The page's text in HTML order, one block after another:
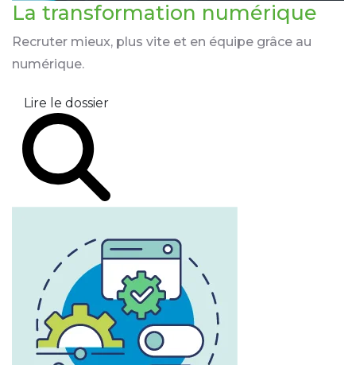
La transformation numérique
Recruter mieux, plus vite et en équipe grâce au
numérique.
Lire le dossier